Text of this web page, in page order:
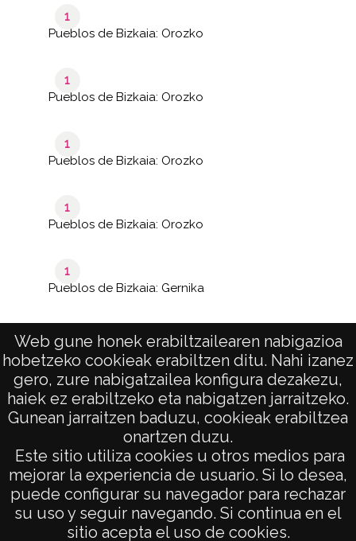
Web gune honek erabiltzailearen nabigazioa
hobetzeko cookieak erabiltzen ditu. Nahi izanez
gero, zure nabigatzailea konfigura dezakezu,
haiek ez erabiltzeko eta nabigatzen jarraitzeko.
Gunean jarraitzen baduzu, cookieak erabiltzea
onartzen duzu.
Este sitio utiliza cookies u otros medios para
mejorar la experiencia de usuario. Si lo desea,
puede configurar su navegador para rechazar
su uso y seguir navegando. Si continua en el
sitio acepta el uso de cookies.
1
Pueblos de Bizkaia: Orozko
1
Pueblos de Bizkaia: Orozko
1
Pueblos de Bizkaia: Orozko
1
Pueblos de Bizkaia: Orozko
1
Pueblos de Bizkaia: Gernika
de 2
páginas
1–40
de 70
results
AVISO LEGAL
POLÍTICA DE PRIVACIDAD
ACCESIBILIDAD
ATENCIÓN CIUDADANA